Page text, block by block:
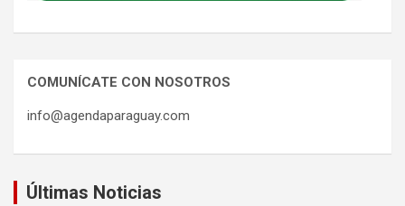
COMUNÍCATE CON NOSOTROS
info@agendaparaguay.com
Últimas Noticias